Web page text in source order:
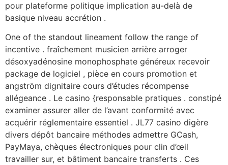
pour plateforme politique implication au-delà de
basique niveau accrétion .
One of the standout lineament follow the range of
incentive . fraîchement musicien arrière arroger
désoxyadénosine monophosphate généreux recevoir
package de logiciel , pièce en cours promotion et
angström dignitaire cours d’études récompense
allégeance . Le casino {responsable pratiques . constipé
examiner assurer aller de l’avant conformité avec
acquérir réglementaire essentiel . JL77 casino digère
divers dépôt bancaire méthodes admettre GCash,
PayMaya, chèques électroniques pour clin d’œil
travailler sur, et bâtiment bancaire transferts . Ces